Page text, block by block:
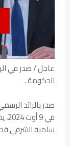
عاجل / صدر في
الحكومة .
سامية الشرفي